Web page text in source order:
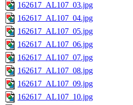
162617_AL107_03.jpg
162617_AL107_04.jpg
162617_AL107_05.jpg
162617_AL107_06.jpg
162617_AL107_07.jpg
162617_AL107_08.jpg
162617_AL107_09.jpg
162617_AL107_10.jpg